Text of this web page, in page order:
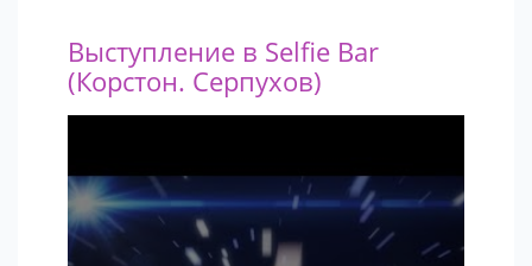
Выступление в Selfie Bar
(Корстон. Серпухов)